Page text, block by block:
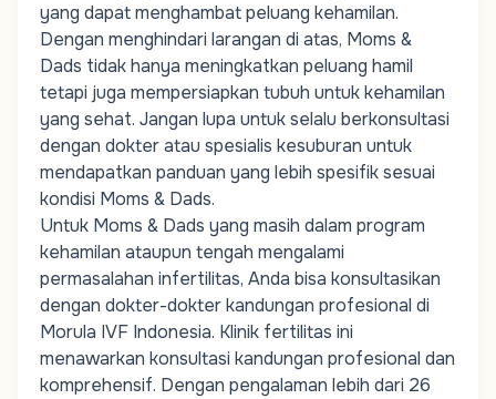
yang dapat menghambat peluang kehamilan.
Dengan menghindari larangan di atas, Moms &
Dads tidak hanya meningkatkan peluang hamil
tetapi juga mempersiapkan tubuh untuk kehamilan
yang sehat. Jangan lupa untuk selalu berkonsultasi
dengan dokter atau spesialis kesuburan untuk
mendapatkan panduan yang lebih spesifik sesuai
kondisi Moms & Dads.
Untuk Moms & Dads yang masih dalam program
kehamilan ataupun tengah mengalami
permasalahan infertilitas, Anda bisa konsultasikan
dengan dokter-dokter kandungan profesional di
Morula IVF Indonesia. Klinik fertilitas ini
menawarkan konsultasi kandungan profesional dan
komprehensif. Dengan pengalaman lebih dari 26